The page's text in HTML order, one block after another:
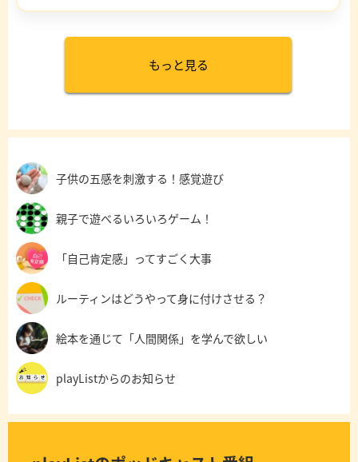
もっと見る
子供の五感を刺激する！感覚遊び
親子で遊べるいろいろゲーム！
「自己肯定感」ってすごく大事
ルーティンはどうやって身に付けさせる？
絵本を通じて「人間関係」を学んで欲しい
playListからのお知らせ